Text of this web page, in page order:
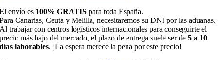
El envío es 100% GRATIS para toda España.
Para Canarias, Ceuta y Melilla, necesitaremos su DNI por las aduanas.
Al trabajar con centros logísticos internacionales para conseguirte el
precio más bajo del mercado, el plazo de entrega suele ser de5 a 10
días laborables. ¡La espera merece la pena por este precio!